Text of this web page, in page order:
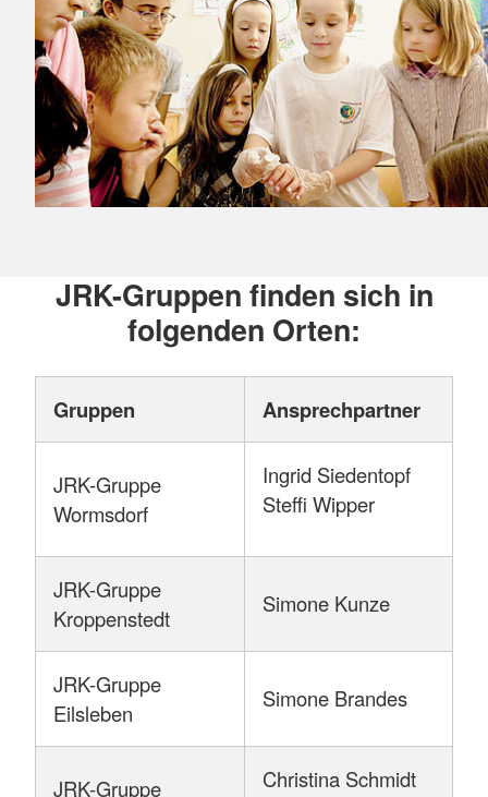
JRK-Gruppen finden sich in
folgenden Orten:
Gruppen Ansprechpartner
JRK-Gruppe
Wormsdorf
Ingrid Siedentopf
Steffi Wipper
JRK-Gruppe
Kroppenstedt
Simone Kunze
JRK-Gruppe
Eilsleben
Simone Brandes
JRK-Gruppe
Christina Schmidt